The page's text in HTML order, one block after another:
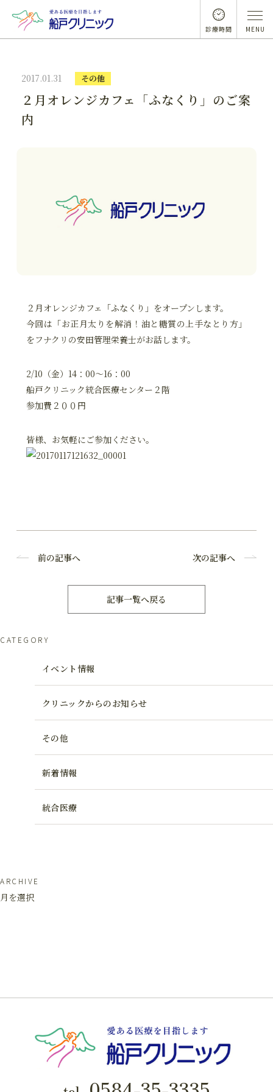
診療時間 MENU
2017.01.31 その他
２月オレンジカフェ「ふなくり」のご案
内
２月オレンジカフェ「ふなくり」をオープンします。
今回は「お正月太りを解消！油と糖質の上手なとり方」
をフナクリの安田管理栄養士がお話します。
2/10（金）14：00～16：00
船戸クリニック統合医療センター２階
参加費２００円
皆様、お気軽にご参加ください。
前の記事へ 次の記事へ
記事一覧へ戻る
CATEGORY
イベント情報
クリニックからのお知らせ
その他
新着情報
統合医療
ARCHIVE
月を選択